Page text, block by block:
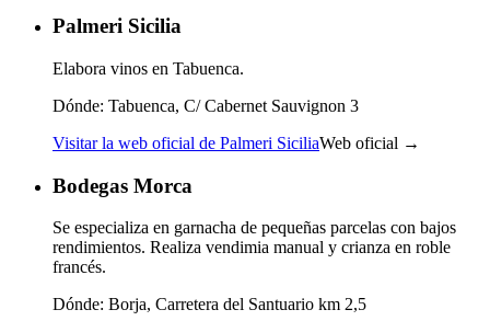
Palmeri Sicilia
Elabora vinos en Tabuenca.
Dónde: Tabuenca, C/ Cabernet Sauvignon 3
Visitar la web oficial de Palmeri SiciliaWeb oficial →
Bodegas Morca
Se especializa en garnacha de pequeñas parcelas con bajos
rendimientos. Realiza vendimia manual y crianza en roble
francés.
Dónde: Borja, Carretera del Santuario km 2,5